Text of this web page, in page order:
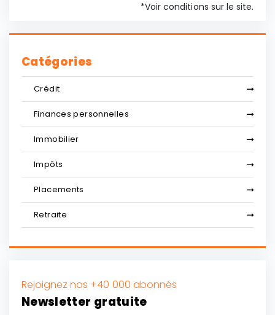
*Voir conditions sur le site.
Catégories
Crédit
Finances personnelles
Immobilier
Impôts
Placements
Retraite
Rejoignez nos +40 000 abonnés
Newsletter gratuite